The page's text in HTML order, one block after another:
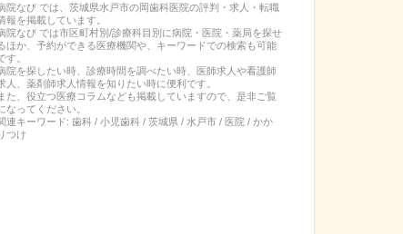
院なび では、 茨城県水戸市の岡歯科医院の評判・求人・転職
報を掲載しています。
院なび では市区町村別/診療科目別に病院・医院・薬局を探せ
ほか、予約ができる医療機関や、キーワードでの検索も可能
す。
院を探したい時、診療時間を調べたい時、医師求人や看護師
人、薬剤師求人情報を知りたい時に便利です。
た、役立つ医療コラムなども掲載していますので、是非ご覧
なってください。
連キーワード: 歯科 / 小児歯科 / 茨城県 / 水戸市 / 医院 / かか
つけ